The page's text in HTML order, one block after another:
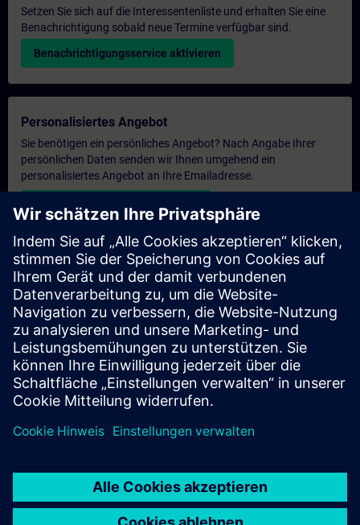
Setzen Sie sich auf die Interessentenliste und erhalten Sie eine
Benachrichtigung sobald neue Termine verfügbar sind.
Benachrichtigungsservice aktivieren
Personalisiertes Angebot
Sie benötigen ein persönliches Angebot? Nach Angabe Ihrer
persönlichen Daten senden wir Ihnen umgehend ein
personalisiertes Angebot an Ihre Emailadresse.
Persönliches Angebot zusenden
Anfrage Exklusivtraining
Haben Sie Bedarf an einem höheren Schulungsangebot und
brauchen ein exklusives Training – entweder vor Ort bei Ihnen,
virtuell oder in einem SITRAIN Trainingscenter? Nachdem Sie
uns Ihre persönlichen Daten und Ihren Trainingsbedarf
übermittelt haben, bekommen Sie von uns ein Angebot für eine
exklusive Schulung.
Exklusives Angebot anfragen